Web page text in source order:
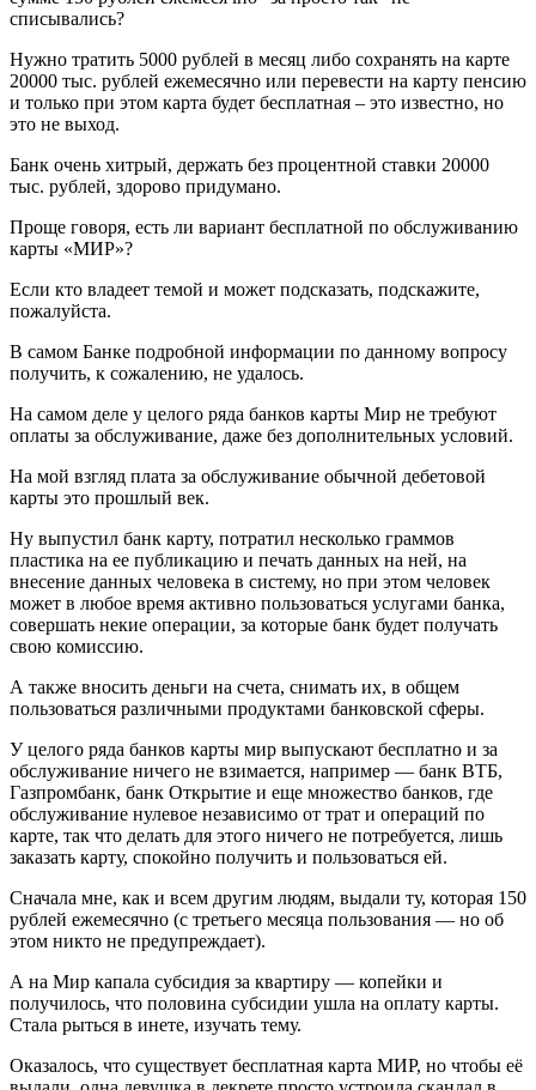
списывались?
Нужно тратить 5000 рублей в месяц либо сохранять на карте
20000 тыс. рублей ежемесячно или перевести на карту пенсию
и только при этом карта будет бесплатная – это известно, но
это не выход.
Банк очень хитрый, держать без процентной ставки 20000
тыс. рублей, здорово придумано.
Проще говоря, есть ли вариант бесплатной по обслуживанию
карты «МИР»?
Если кто владеет темой и может подсказать, подскажите,
пожалуйста.
В самом Банке подробной информации по данному вопросу
получить, к сожалению, не удалось.
На самом деле у целого ряда банков карты Мир не требуют
оплаты за обслуживание, даже без дополнительных условий.
На мой взгляд плата за обслуживание обычной дебетовой
карты это прошлый век.
Ну выпустил банк карту, потратил несколько граммов
пластика на ее публикацию и печать данных на ней, на
внесение данных человека в систему, но при этом человек
может в любое время активно пользоваться услугами банка,
совершать некие операции, за которые банк будет получать
свою комиссию.
А также вносить деньги на счета, снимать их, в общем
пользоваться различными продуктами банковской сферы.
У целого ряда банков карты мир выпускают бесплатно и за
обслуживание ничего не взимается, например — банк ВТБ,
Газпромбанк, банк Открытие и еще множество банков, где
обслуживание нулевое независимо от трат и операций по
карте, так что делать для этого ничего не потребуется, лишь
заказать карту, спокойно получить и пользоваться ей.
Сначала мне, как и всем другим людям, выдали ту, которая 150
рублей ежемесячно (с третьего месяца пользования — но об
этом никто не предупреждает).
А на Мир капала субсидия за квартиру — копейки и
получилось, что половина субсидии ушла на оплату карты.
Стала рыться в инете, изучать тему.
Оказалось, что существует бесплатная карта МИР, но чтобы её